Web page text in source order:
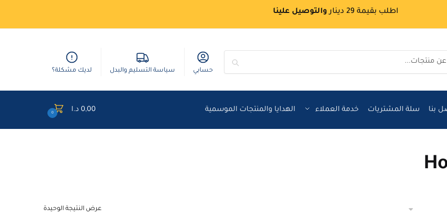
اطلب بقيمة 29 دينار والتوصيل علينا
حسابي سياسة التسليم والبدل لديك مشكلة؟
بنا سلة المشتريات خدمة العملاء الهدايا والمنتجات الموسمية 0,00 د.ا 0
عرض النتيجة الوحيدة